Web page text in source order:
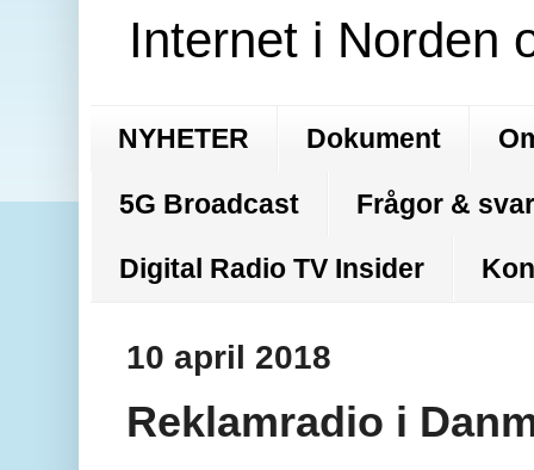
Internet i Norden
NYHETER Dokument
5G Broadcast Frågor &
Digital Radio TV Insider
10 april 2018
Reklamradio i